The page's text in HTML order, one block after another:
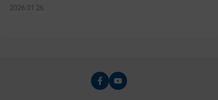
2026.01.26.